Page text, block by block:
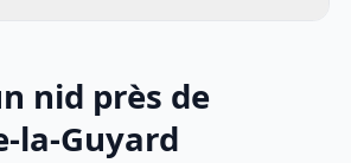
nid près de
la-Guyard